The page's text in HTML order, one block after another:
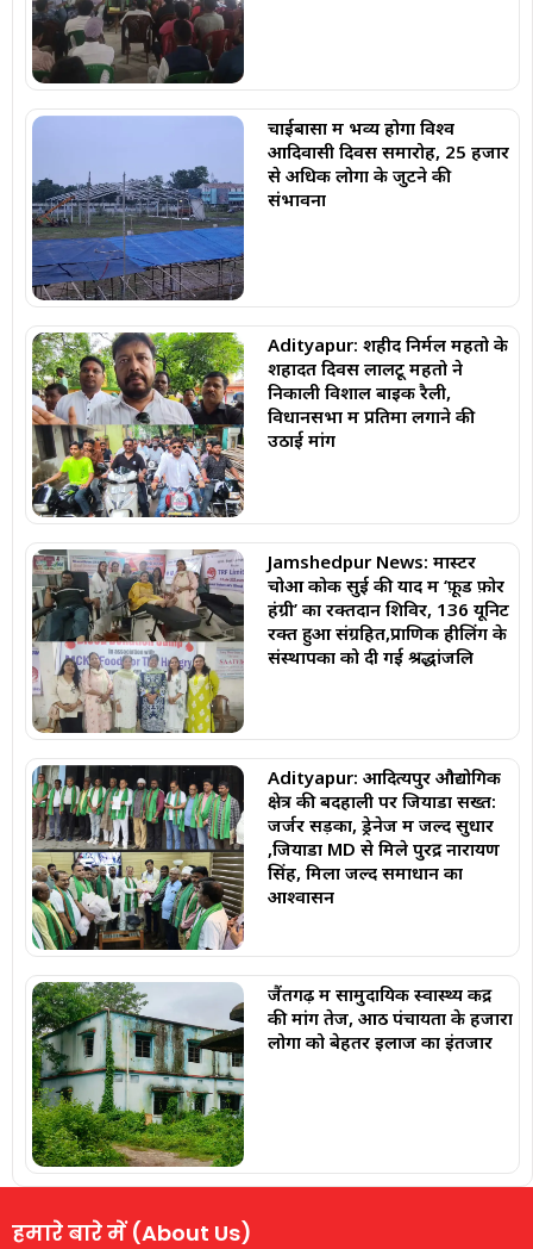
चाईबासा में भव्य होगा विश्व
आदिवासी दिवस समारोह, 25 हजार
से अधिक लोगों के जुटने की
संभावना
Adityapur: शहीद निर्मल महतो के
शहादत दिवस लालटू महतो ने
निकाली विशाल बाइक रैली,
विधानसभा में प्रतिमा लगाने की
उठाई मांग
Jamshedpur News: मास्टर
चोआ कोक सुई की याद में ‘फ़ूड फ़ोर
हंग्री’ का रक्तदान शिविर, 136 यूनिट
रक्त हुआ संग्रहित,प्राणिक हीलिंग के
संस्थापकों को दी गई श्रद्धांजलि
Adityapur: आदित्यपुर औद्योगिक
क्षेत्र की बदहाली पर जियाडा सख्त:
जर्जर सड़कों, ड्रेनेज में जल्द सुधार
,जियाडा MD से मिले पुरेंद्र नारायण
सिंह, मिला जल्द समाधान का
आश्वासन
जैंतगढ़ में सामुदायिक स्वास्थ्य केंद्र
की मांग तेज, आठ पंचायतों के हजारों
लोगों को बेहतर इलाज का इंतजार
हमारे बारे में (About Us)